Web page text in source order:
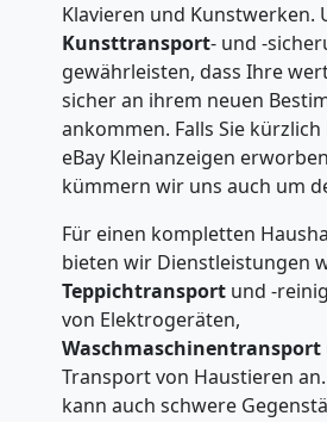
Klavieren und Kunstwerken.
Kunsttransport- und -
gewährleisten, dass Ihre
sicher an ihrem neuen
ankommen. Falls Sie
eBay Kleinanzeigen
kümmern wir uns auch um
Für einen kompletten
bieten wir Dienstleistungen
Teppichtransport und -
von Elektrogeräten,
Waschmaschinentransport
Transport von Haustieren
kann auch schwere